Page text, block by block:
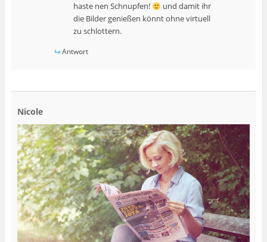
haste nen Schnupfen!
und damit ihr
die Bilder genießen könnt ohne virtuell
zu schlottern.
Antwort
Nicole